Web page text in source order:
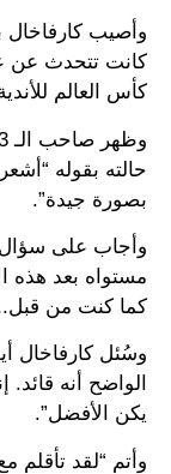
كانت تتحدث عن
كأس العالم للأندية
حالته بقوله
بصورة جيدة”.
وأجاب على سؤال
مستواه بعد هذه
كما كنت من
وسُئل كارفاخال
الواضح أنه قائد.
يكن الأفضل”.
وأتم “لقد تأقلم